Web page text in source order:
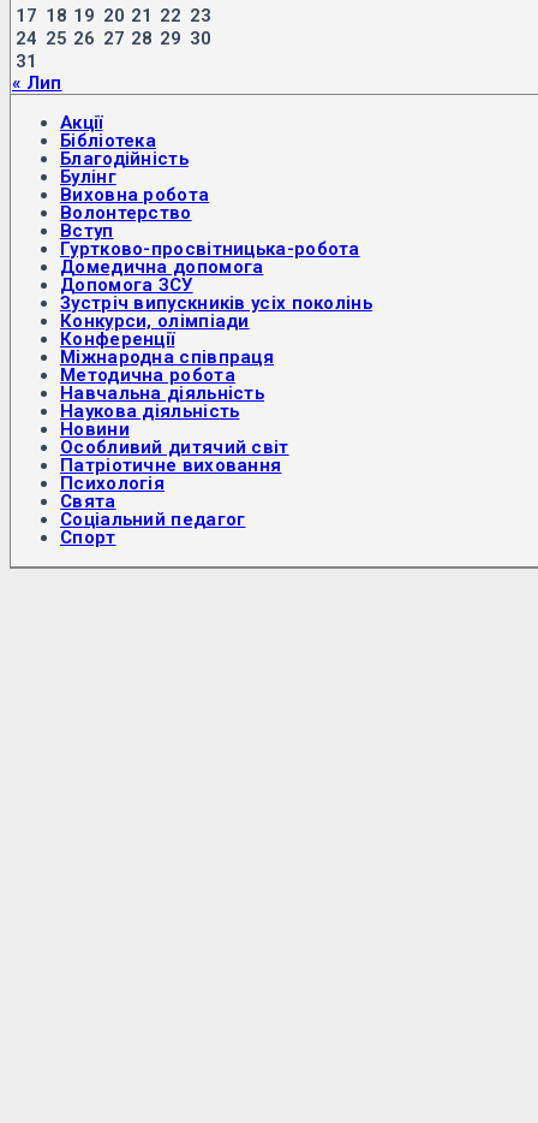
17 18 19 20 21 22 23
24 25 26 27 28 29 30
31
« Лип
Акції
Бібліотека
Благодійність
Булінг
Виховна робота
Волонтерство
Вступ
Гуртково-просвітницька-робота
Домедична допомога
Допомога ЗСУ
Зустріч випускників усіх поколінь
Конкурси, олімпіади
Конференції
Міжнародна співпраця
Методична робота
Навчальна діяльність
Наукова діяльність
Новини
Особливий дитячий світ
Патріотичне виховання
Психологія
Свята
Соціальний педагог
Спорт